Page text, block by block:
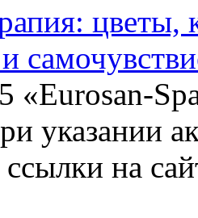
цветы,
«Eurosan-
указании
на